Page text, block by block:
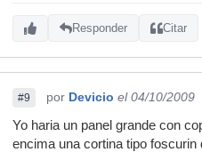
Responder Citar
#9 por Devicio el 04/10/2009
Yo haria un panel grande con
encima una cortina tipo foscurin